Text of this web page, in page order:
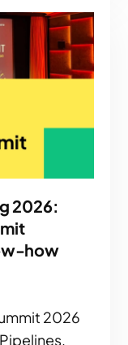
2026:
how
2026